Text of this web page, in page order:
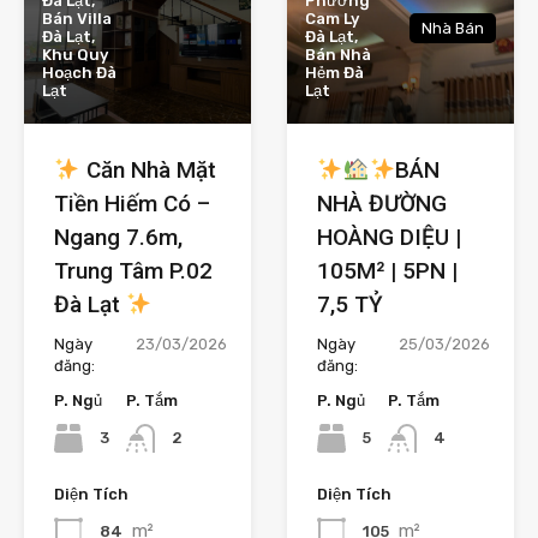
Bán Villa
Đà Lạt,
Khu Quy
Hoạch Đà
Lạt
Căn Nhà Mặt
Tiền Hiếm Có –
Ngang 7.6m,
Trung Tâm P.02
Đà Lạt
Ngày
đăng:
23/03/2026
P. Ngủ
3
P. Tắm
2
Diện Tích
84 m²
Cam Ly
Đà Lạt,
Bán Nhà
Hẻm Đà
Lạt
Nhà Bán
BÁN
NHÀ ĐƯỜNG
HOÀNG DIỆU |
105M² | 5PN |
7,5 TỶ
Ngày
đăng:
25/03/2026
P. Ngủ
5
P. Tắm
4
Diện Tích
105 m²